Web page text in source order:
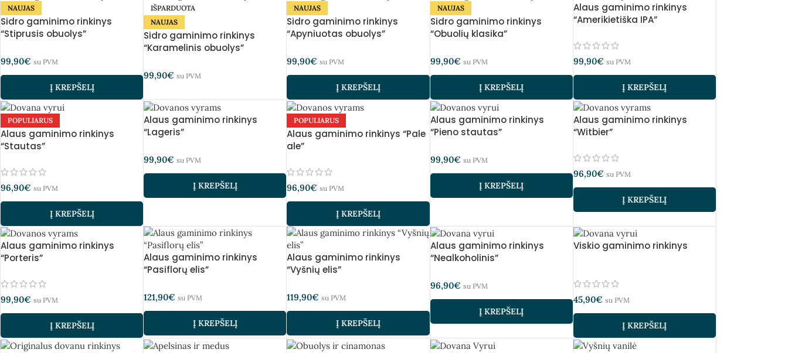
NAUJAS
Sidro gaminimo rinkinys
“Stiprusis obuolys”
99,90€ su PVM
Į KREPŠELĮ
IŠPARDUOTA
NAUJAS
Sidro gaminimo rinkinys
“Karamelinis obuolys”
99,90€ su PVM
NAUJAS
Sidro gaminimo rinkinys
“Apyniuotas obuolys”
99,90€ su PVM
Į KREPŠELĮ
NAUJAS
Sidro gaminimo rinkinys
“Obuolių klasika”
99,90€ su PVM
Į KREPŠELĮ
Alaus gaminimo rinkinys
“Amerikietiška IPA”
99,90€ su PVM
Į KREPŠELĮ
POPULIARUS
Alaus gaminimo rinkinys
“Stautas”
96,90€ su PVM
Į KREPŠELĮ
Alaus gaminimo rinkinys
“Lageris”
99,90€ su PVM
Į KREPŠELĮ
POPULIARUS
Alaus gaminimo rinkinys “Pale
ale”
96,90€ su PVM
Į KREPŠELĮ
Alaus gaminimo rinkinys
“Pieno stautas”
99,90€ su PVM
Į KREPŠELĮ
Alaus gaminimo rinkinys
“Witbier”
96,90€ su PVM
Į KREPŠELĮ
Alaus gaminimo rinkinys
“Porteris”
99,90€ su PVM
Į KREPŠELĮ
Alaus gaminimo rinkinys
“Pasiflorų elis”
121,90€ su PVM
Į KREPŠELĮ
Alaus gaminimo rinkinys
“Vyšnių elis”
119,90€ su PVM
Į KREPŠELĮ
Alaus gaminimo rinkinys
“Nealkoholinis”
96,90€ su PVM
Į KREPŠELĮ
Viskio gaminimo rinkinys
45,90€ su PVM
Į KREPŠELĮ